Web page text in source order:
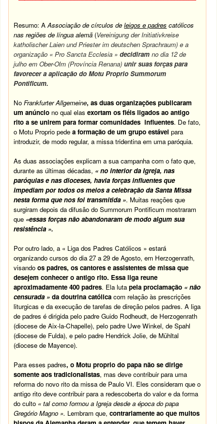
Resumo: AAssociação de círculos deleigos e padres católicos
nas regiões de língua alemã (Vereinigung der Initiativkreise
katholischer Laien und Priester im deutschen Sprachraum)e a
organização « Pro Sancta Ecclesia » decidiram no dia 12 de
julho em Ober-Olm (Província Renana)unir suas forças para
favorecer a aplicação do Motu Proprio Summorum
Pontificum.
NoFrankfurter Allgemeine, as duas organizações publicaram
um anúncio no qual elasexortam os fiéis ligados ao antigo
rito a se unirem para formar comunidades influentes. De fato,
o Motu Proprio pedea formação de um grupo estável para
introduzir, de modo regular, a missa tridentina em uma paróquia.
As duas associações explicam a sua campanha com o fato que,
durante as últimas décadas, « no interior da Igreja, nas
paróquias e nas dioceses, havia forças influentes que
impediam por todos os meios a celebração da Santa Missa
nesta forma que nos foi transmitida ». Muitas reações que
surgiram depois da difusão do Summorum Pontificum mostraram
que «essas forças não abandonaram de modo algum sua
resistência ».
Por outro lado, a « Liga dos Padres Católicos » estará
organizando cursos do dia 27 a 29 de Agosto, em Herzogenrath,
visandoos padres, os cantores e assistentes de missa que
desejem conhecer o antigo rito. Essa liga reune
aproximadamente 400 padres. Ela lutapela proclamação « não
censurada » da doutrina católica com relação às prescrições
liturgicas e da execução de tarefas de direção pelos padres. A liga
de padres é dirigida pelo padre Guido Rodheudt, de Herzogenrath
(diocese de Aix-la-Chapelle), pelo padre Uwe Winkel, de Spahl
(diocese de Fulda), e pelo padre Hendrick Jolie, de Mühltal
(diocese de Mayence).
Para esses padres, o Motu proprio do papa não se dirige
somente aos tradicionalistas, mas deve contribuir para uma
reforma do novo rito da missa de Paulo VI. Eles consideram que o
antigo rito deve contribuir para a redescoberta do valor e da forma
do culto « tal como formou a Igreja desde a época do papa
Gregório Magno ». Lembram que,contrariamente ao que muitos